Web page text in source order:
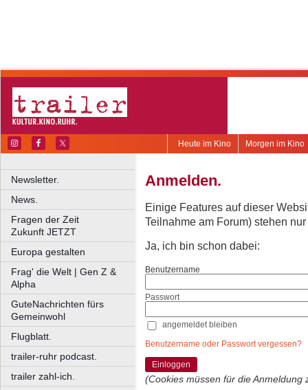
Morgen im Kino
Heute im Kino
Newsletter.
News.
Fragen der Zeit
Zukunft JETZT
Europa gestalten
Frag' die Welt | Gen Z &
Alpha
GuteNachrichten fürs
Gemeinwohl
Flugblatt.
trailer-ruhr podcast.
trailer zahl-ich.
Anmelden.
Einige Features auf dieser
Teilnahme am Forum) stehen
Ja, ich bin schon dabei:
Benutzername
Passwort
angemeldet bleiben
Benutzername oder Passwort vergessen?
Einloggen
(Cookies müssen für die Anmeldung